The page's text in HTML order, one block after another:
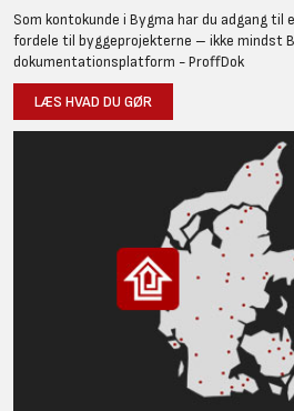
Som kontokunde i Bygma har du adgang til
fordele til byggeprojekterne – ikke mindst
dokumentationsplatform - ProffDok
LÆS HVAD DU GØR